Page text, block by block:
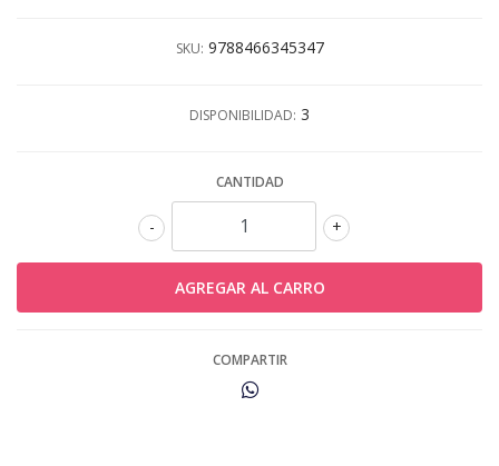
SKU: 9788466345347
DISPONIBILIDAD: 3
CANTIDAD
+
-
COMPARTIR